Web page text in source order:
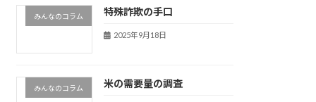
みんなのコラム 特殊詐欺の手口
2025年9月18日
みんなのコラム 米の需要量の調査